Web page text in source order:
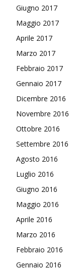
Giugno 2017
Maggio 2017
Aprile 2017
Marzo 2017
Febbraio 2017
Gennaio 2017
Dicembre 2016
Novembre 2016
Ottobre 2016
Settembre 2016
Agosto 2016
Luglio 2016
Giugno 2016
Maggio 2016
Aprile 2016
Marzo 2016
Febbraio 2016
Gennaio 2016